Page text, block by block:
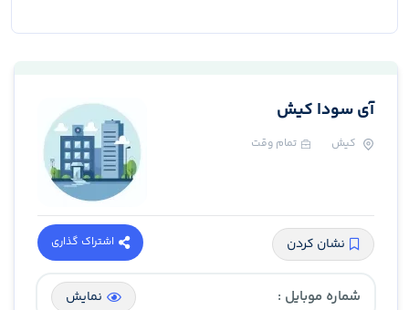
آی سودا کیش
کیش تمام وقت
نشان کردن اشتراک گذاری
شماره موبایل : نمایش